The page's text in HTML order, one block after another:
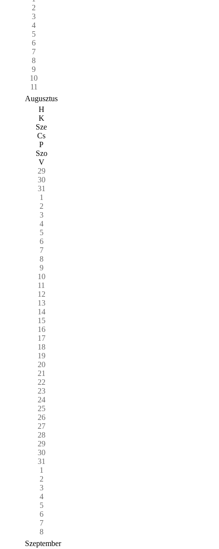
2
3
4
5
6
7
8
9
10
11
Augusztus
H
K
Sze
Cs
P
Szo
V
29
30
31
1
2
3
4
5
6
7
8
9
10
11
12
13
14
15
16
17
18
19
20
21
22
23
24
25
26
27
28
29
30
31
1
2
3
4
5
6
7
8
Szeptember